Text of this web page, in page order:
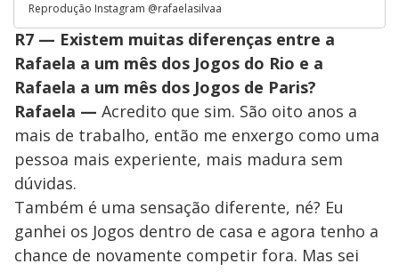
Reprodução Instagram @rafaelasilvaa
R7 — Existem muitas diferenças entre a
Rafaela a um mês dos Jogos do Rio e a
Rafaela a um mês dos Jogos de Paris?
Rafaela — Acredito que sim. São oito anos a
mais de trabalho, então me enxergo como uma
pessoa mais experiente, mais madura sem
dúvidas.
Também é uma sensação diferente, né? Eu
ganhei os Jogos dentro de casa e agora tenho a
chance de novamente competir fora. Mas sei